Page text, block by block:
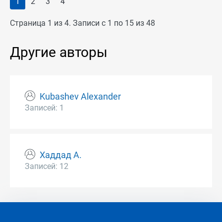
Страница 1 из 4. Записи с 1 по 15 из 48
Другие авторы
Kubashev Alexander
Записей: 1
Хаддад А.
Записей: 12